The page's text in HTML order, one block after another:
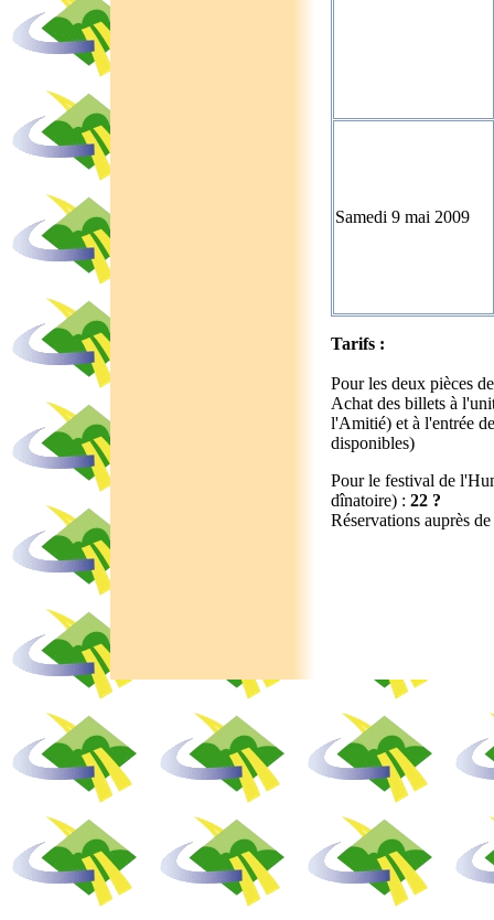
Samedi 9 mai 2009
Tarifs :
Pour les deux pièces
Achat des billets à
l'Amitié) et à l'entrée
disponibles)
Pour le festival de
dînatoire) : 22 ?
Réservations auprès